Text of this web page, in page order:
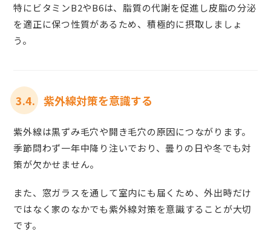
特にビタミンB2やB6は、脂質の代謝を促進し皮脂の分泌
を適正に保つ性質があるため、積極的に摂取しましょ
う。
3.4. 紫外線対策を意識する
紫外線は黒ずみ毛穴や開き毛穴の原因につながります。
季節問わず一年中降り注いでおり、曇りの日や冬でも対
策が欠かせません。
また、窓ガラスを通して室内にも届くため、外出時だけ
ではなく家のなかでも紫外線対策を意識することが大切
です。